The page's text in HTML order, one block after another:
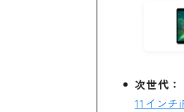
次世代：
11イン